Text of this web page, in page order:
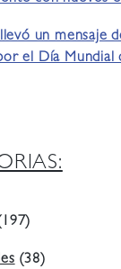
un mensaje
el Día Mundial
(38)